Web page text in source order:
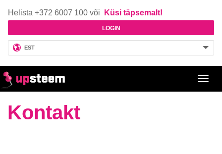
Helista +372 6007 100 või Küsi täpsemalt!
LOGIN
EST
Kontakt